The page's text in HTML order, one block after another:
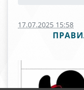
17.07.2025 15:58